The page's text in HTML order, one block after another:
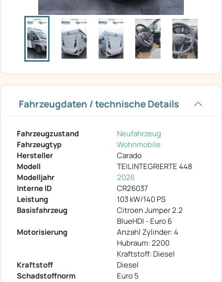
Fahrzeugdaten / technische Details
Fahrzeugzustand
Neufahrzeug
Fahrzeugtyp
Wohnmobile
Hersteller
Carado
Modell
TEILINTEGRIERTE 448
Modelljahr
2026
Interne ID
CR26037
Leistung
103 kW/140 PS
Basisfahrzeug
Citroen Jumper 2.2
BlueHDI - Euro 6
Motorisierung
Anzahl Zylinder: 4
Hubraum: 2200
Kraftstoff: Diesel
Kraftstoff
Diesel
Schadstoffnorm
Euro 5